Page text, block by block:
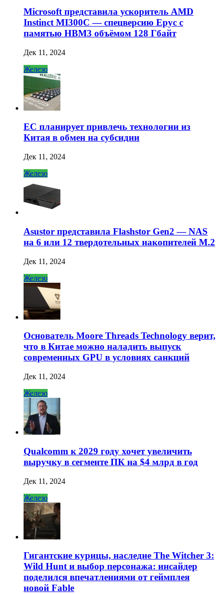
Microsoft представила ускоритель AMD
Instinct MI300C — спецверсию Epyc с
памятью HBM3 объёмом 128 Гбайт
Дек 11, 2024
Железо
ЕС планирует привлечь технологии из
Китая в обмен на субсидии
Дек 11, 2024
Железо
Asustor представила Flashstor Gen2 — NAS
на 6 или 12 твердотельных накопителей M.2
Дек 11, 2024
Железо
Основатель Moore Threads Technology верит,
что в Китае можно наладить выпуск
современных GPU в условиях санкций
Дек 11, 2024
Железо
Qualcomm к 2029 году хочет увеличить
выручку в сегменте ПК на $4 млрд в год
Дек 11, 2024
Железо
Гигантские курицы, наследие The Witcher 3:
Wild Hunt и выбор персонажа: инсайдер
поделился впечатлениями от геймплея
новой Fable